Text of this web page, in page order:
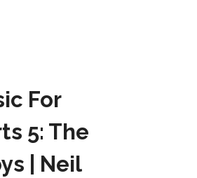
For
5: The
| Neil